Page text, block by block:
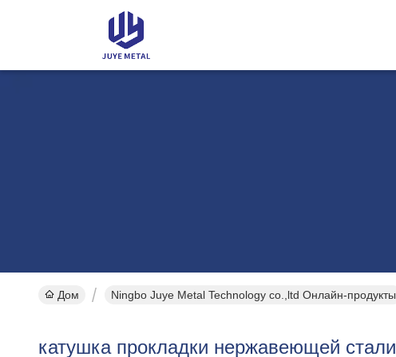
Дом Ningbo Juye Metal Technology co.,ltd Онлайн-продукты
катушка прокладки нержавеющей стали